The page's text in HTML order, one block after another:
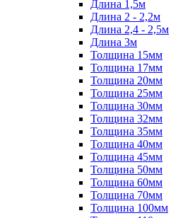
Длина 1,5м
Длина 2 - 2,2м
Длина 2,4 - 2,5м
Длина 3м
Толщина 15мм
Толщина 17мм
Толщина 20мм
Толщина 25мм
Толщина 30мм
Толщина 32мм
Толщина 35мм
Толщина 40мм
Толщина 45мм
Толщина 50мм
Толщина 60мм
Толщина 70мм
Толщина 100мм